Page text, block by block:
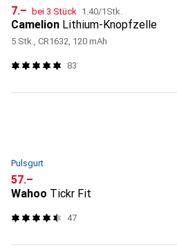
CHF
7.– bei 3 Stück CHF
1.40/1Stk.
Camelion Lithium-Knopfzelle
5 Stk., CR1632, 120 mAh
83
Pulsgurt
CHF
57.–
Wahoo Tickr Fit
47